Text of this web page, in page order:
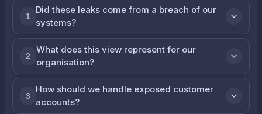
1
Did these leaks come from a breach of our
systems?
2
What does this view represent for our
organisation?
3
How should we handle exposed customer
accounts?